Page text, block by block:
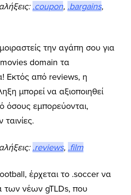
.coupon, .bargains,
την αγάπη σου για
domain τα
Εκτός από reviews, η
μπορεί να αξιοποιηθεί
όσους εμπορεύονται,
.reviews, .film
έρχεται το .soccer να
των νέων gTLDs, που